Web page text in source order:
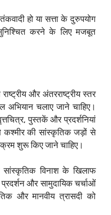
हो या सत्ता के दुरुपयोग
करने के लिए मजबूत
और अंतरराष्ट्रीय स्तर
अभियान चलाए जाने चाहिए।
पुस्तकें और प्रदर्शनियां
कश्मीर की सांस्कृतिक जड़ों से
शुरू किए जाने चाहिए।
विनाश के खिलाफ
और सामुदायिक चर्चाओं
और मानवीय त्रासदी को